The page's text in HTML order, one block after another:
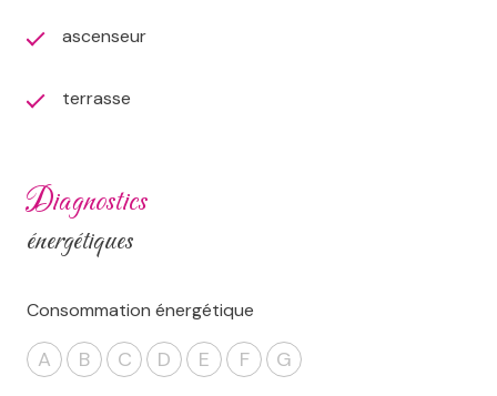
ascenseur
terrasse
diagnostics
énergétiques
Consommation énergétique
A B C D E F G